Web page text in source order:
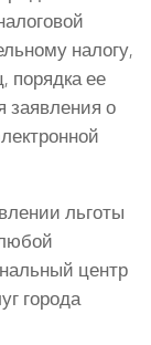
налогу,
порядка ее
заявления о
льготы
центр
города